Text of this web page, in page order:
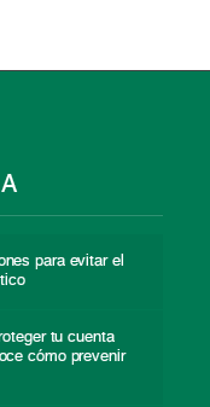
para evitar el
tu cuenta
cómo prevenir